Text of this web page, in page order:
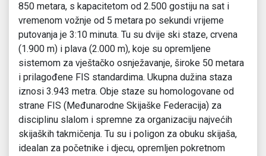
850 metara, s kapacitetom od 2.500 gostiju na sat i
vremenom vožnje od 5 metara po sekundi vrijeme
putovanja je 3:10 minuta. Tu su dvije ski staze, crvena
(1.900 m) i plava (2.000 m), koje su opremljene
sistemom za vještačko osnježavanje, široke 50 metara
i prilagođene FIS standardima. Ukupna dužina staza
iznosi 3.943 metra. Obje staze su homologovane od
strane FIS (Međunarodne Skijaške Federacija) za
disciplinu slalom i spremne za organizaciju najvećih
skijaških takmičenja. Tu su i poligon za obuku skijaša,
idealan za početnike i djecu, opremljen pokretnom